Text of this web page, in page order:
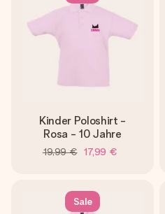
Kinder Poloshirt -
Rosa - 10 Jahre
19,99 € 17,99 €
Sale